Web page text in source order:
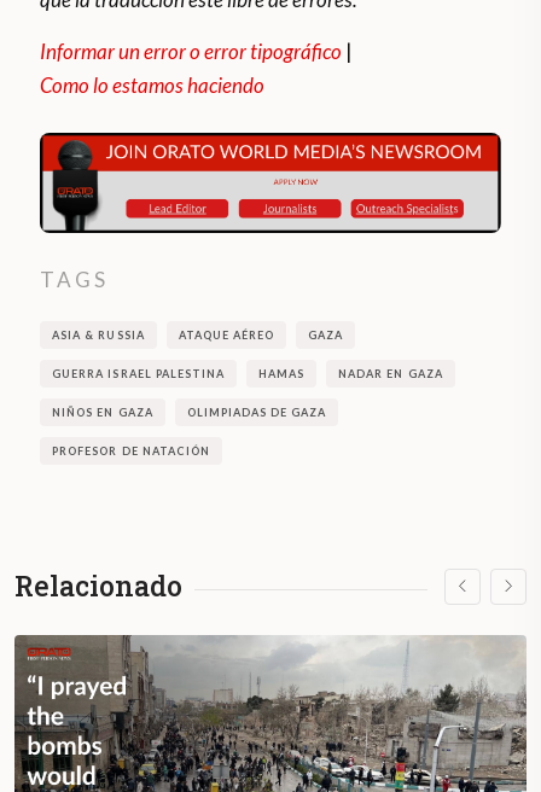
Informar un error o error tipográfico |
Como lo estamos haciendo
TAGS
ASIA & RUSSIA ATAQUE AÉREO GAZA
GUERRA ISRAEL PALESTINA HAMAS NADAR EN GAZA
NIÑOS EN GAZA OLIMPIADAS DE GAZA
PROFESOR DE NATACIÓN
Relacionado